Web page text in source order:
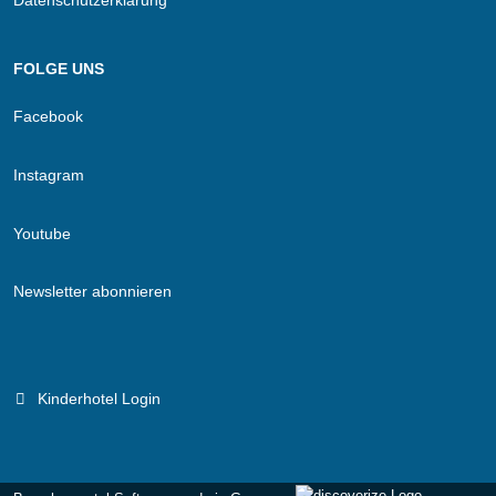
FOLGE UNS
Facebook
Instagram
Youtube
Newsletter abonnieren
Kinderhotel Login